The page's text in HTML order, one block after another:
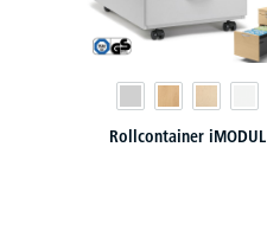
Rollcontainer iMODUL